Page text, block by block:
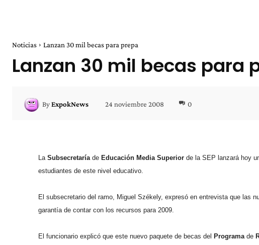
Noticias Lanzan 30 mil becas para prepa
Lanzan 30 mil becas para
ByExpokNews 24 noviembre 2008 0
La Subsecretaríade Educación Media Superior de la SEP lanzará hoy
estudiantes de este nivel educativo.
El subsecretario del ramo, Miguel Székely, expresó en entrevista que las
garantía de contar con los recursos para 2009.
El funcionario explicó que este nuevo paquete de becas del Programade